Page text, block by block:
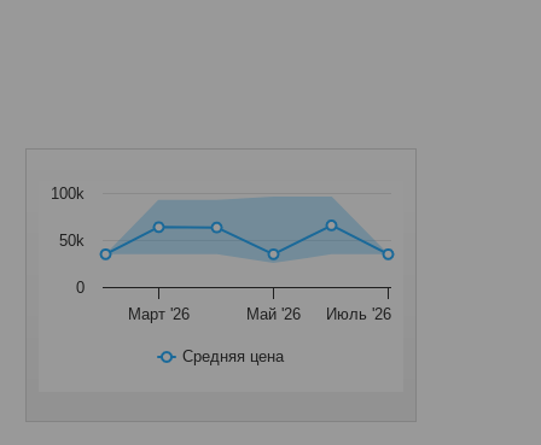
Средняя цена
Март '26 Май '26 Июль '26
0
50k
100k